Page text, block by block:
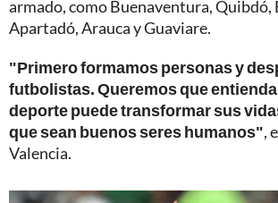
armado, como Buenaventura, Quibdó,
Apartadó, Arauca y Guaviare.
"Primero formamos personas y
futbolistas. Queremos que
deporte puede transformar sus
que sean buenos seres humanos",
Valencia.